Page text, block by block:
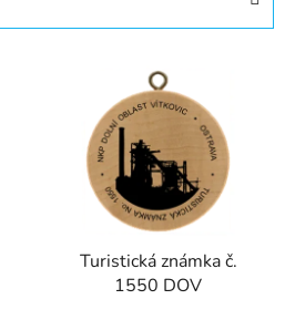
Turistická známka č.
1550 DOV